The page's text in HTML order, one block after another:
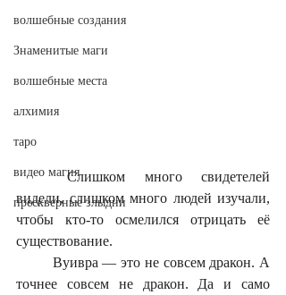
волшебные создания
Знаменитые маги
волшебные места
алхимия
таро
видео магия
прескверные злыдни
	Слишком много свидетелей
видели, слишком много людей изучали,
чтобы кто-то осмелился отрицать её
существование.
точнее совсем не дракон. Да и само